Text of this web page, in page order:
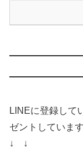
LINEに登録して
ゼントしています
↓ ↓